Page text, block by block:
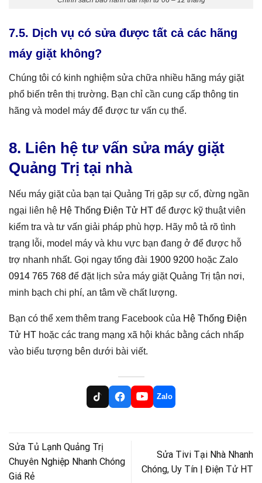
7.5. Dịch vụ có sửa được tất cả các hãng
máy giặt không?
Chúng tôi có kinh nghiệm sửa chữa nhiều hãng máy giặt
phổ biến trên thị trường. Bạn chỉ cần cung cấp thông tin
hãng và model máy để được tư vấn cụ thể.
8. Liên hệ tư vấn sửa máy giặt
Quảng Trị tại nhà
Nếu máy giặt của bạn tại Quảng Trị gặp sự cố, đừng ngần
ngại liên hệ Hệ Thống Điện Tử HT để được kỹ thuật viên
kiểm tra và tư vấn giải pháp phù hợp. Hãy mô tả rõ tình
trạng lỗi, model máy và khu vực bạn đang ở để được hỗ
trợ nhanh nhất. Gọi ngay tổng đài 1900 9200 hoặc Zalo
0914 765 768 để đặt lịch sửa máy giặt Quảng Trị tận nơi,
minh bạch chi phí, an tâm về chất lượng.
Bạn có thể xem thêm trang Facebook của Hệ Thống Điện
Tử HT hoặc các trang mạng xã hội khác bằng cách nhấp
vào biểu tượng bên dưới bài viết.
Zalo
Sửa Tủ Lạnh Quảng Trị
Chuyên Nghiệp Nhanh Chóng
Giá Rẻ
Sửa Tivi Tại Nhà Nhanh
Chóng, Uy Tín | Điện Tử HT